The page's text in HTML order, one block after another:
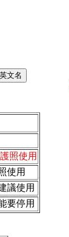
照使用
使用
議使用
要停用